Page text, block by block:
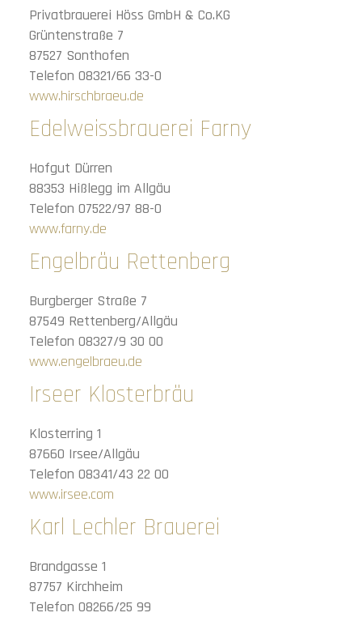
Privatbrauerei Höss GmbH & Co.KG
Grüntenstraße 7
87527 Sonthofen
Telefon 08321/66 33-0
www.hirschbraeu.de
Edelweissbrauerei Farny
Hofgut Dürren
88353 Hißlegg im Allgäu
Telefon 07522/97 88-0
www.farny.de
Engelbräu Rettenberg
Burgberger Straße 7
87549 Rettenberg/Allgäu
Telefon 08327/9 30 00
www.engelbraeu.de
Irseer Klosterbräu
Klosterring 1
87660 Irsee/Allgäu
Telefon 08341/43 22 00
www.irsee.com
Karl Lechler Brauerei
Brandgasse 1
87757 Kirchheim
Telefon 08266/25 99